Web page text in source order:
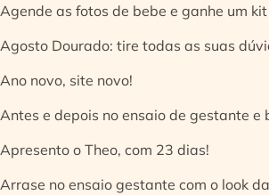
Agende as fotos de bebe e ganhe um
Agosto Dourado: tire todas as suas
Ano novo, site novo!
Antes e depois no ensaio de gestante e
Apresento o Theo, com 23 dias!
Arrase no ensaio gestante com o look